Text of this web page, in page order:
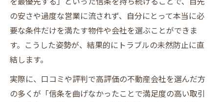
の安さや過度な営業に流されず、自分にとって本当に必
要な条件だけを満たす物件や会社を選ぶことができま
す。こうした姿勢が、結果的にトラブルの未然防止に直
結します。
実際に、口コミや評判で高評価の不動産会社を選んだ方
の多くが「信条を曲げなかったことで満足度の高い取引